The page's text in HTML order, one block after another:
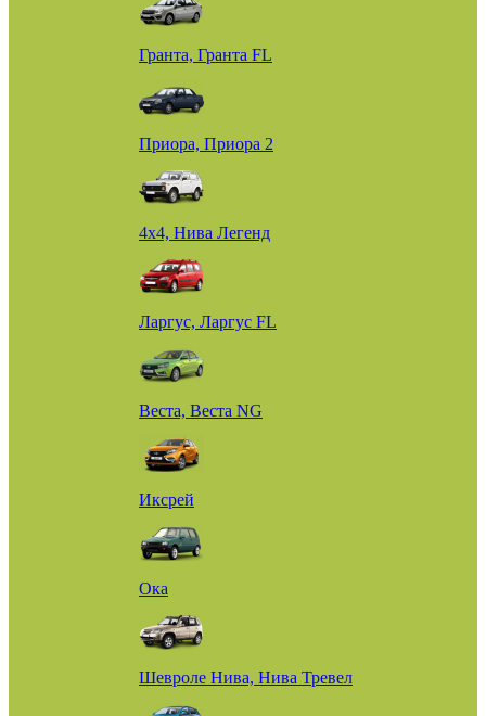
Гранта, Гранта FL
Приора, Приора 2
4х4, Нива Легенд
Ларгус, Ларгус FL
Веста, Веста NG
Иксрей
Ока
Шевроле Нива, Нива Тревел